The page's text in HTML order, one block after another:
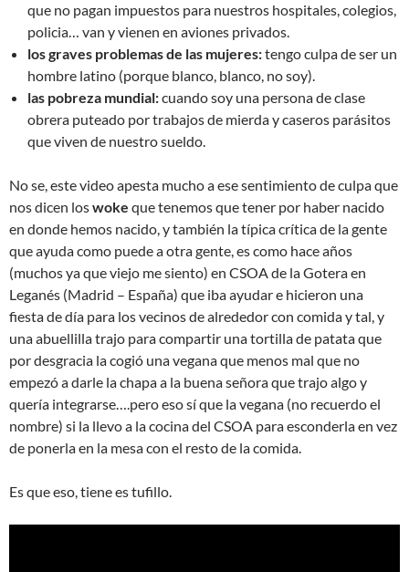
que no pagan impuestos para nuestros hospitales, colegios,
policia… van y vienen en aviones privados.
los graves problemas de las mujeres:tengo culpa de ser un
hombre latino (porque blanco, blanco, no soy).
las pobreza mundial:cuando soy una persona de clase
obrera puteado por trabajos de mierda y caseros parásitos
que viven de nuestro sueldo.
No se, este video apesta mucho a ese sentimiento de culpa que
nos dicen loswoke que tenemos que tener por haber nacido
en donde hemos nacido, y también la típica crítica de la gente
que ayuda como puede a otra gente, es como hace años
(muchos ya que viejo me siento) en CSOA de la Gotera en
Leganés (Madrid – España) que iba ayudar e hicieron una
fiesta de día para los vecinos de alrededor con comida y tal, y
una abuellilla trajo para compartir una tortilla de patata que
por desgracia la cogió una vegana que menos mal que no
empezó a darle la chapa a la buena señora que trajo algo y
quería integrarse….pero eso sí que la vegana (no recuerdo el
nombre) si la llevo a la cocina del CSOA para esconderla en vez
de ponerla en la mesa con el resto de la comida.
Es que eso, tiene es tufillo.